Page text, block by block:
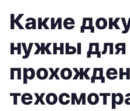
Какие
нужны для